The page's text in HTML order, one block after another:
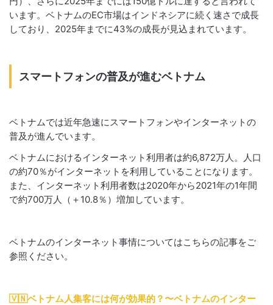
います。ベトナムのEC市場はインドネシアに続く速さで成長
しており、2025年までに43%の成長が見込まれています。
スマートフォンの普及が進むベトナム
ベトナムでは近年急速にスマートフォンやインターネットの
普及が進んでいます。
ベトナムにおけるインターネット利用者は約6,872万人。人口
の約70％がインターネットを利用していることになります。
また、インターネット利用者数は2020年から2021年の1年間
で約700万人（＋10.8％）増加しています。
ベトナムのインターネット事情についてはこちらの記事をご
参照ください。
🇻🇳ベトナム人集客には何が効果的？〜ベトナムのインター